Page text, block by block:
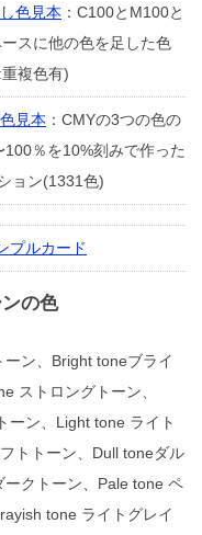
色見本 ：C100とM100と
スに他の色を足した色
複色有)
見本 ：CMYの3つの色の
％を10%刻みで作った
ョン(1331色)
プルカード
の色
ン、Bright toneブライ
ストロングトーン、
ーン、Light tone ライト
トトーン、Dull toneダル
ークトーン、Pale tone ペ
tone ライトグレイ